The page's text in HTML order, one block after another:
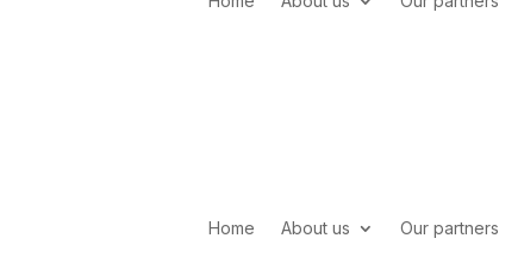
Home About us Our partners